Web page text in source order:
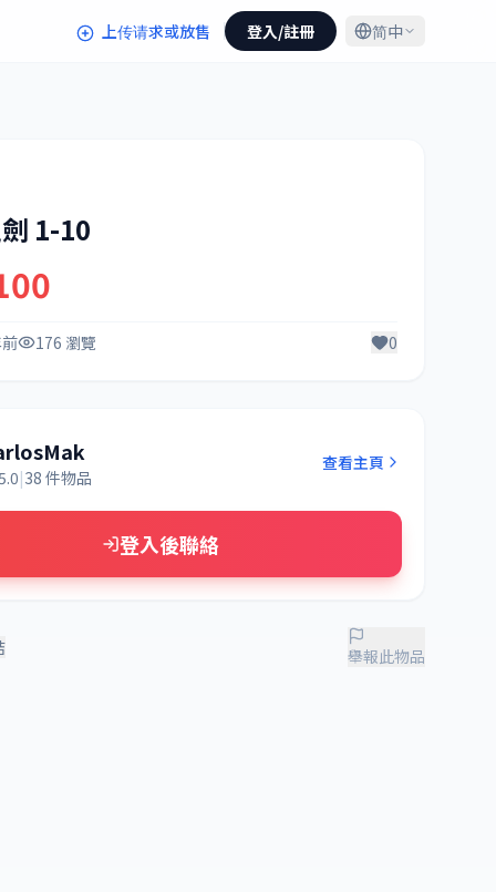
上传请求或放售 登入/註冊 简中
1-10
176 瀏覽 0
|38 件物品
查看主頁
登入後聯絡
舉報此物品